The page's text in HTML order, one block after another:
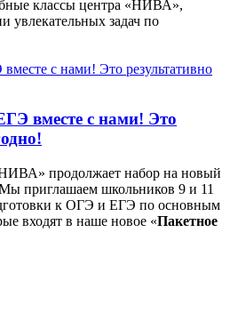
классы центра «НИВА»,
увлекательных задач по
вместе с нами! Это
продолжает набор на новый
приглашаем школьников 9 и 11
к ОГЭ и ЕГЭ по основным
входят в наше новое «Пакетное